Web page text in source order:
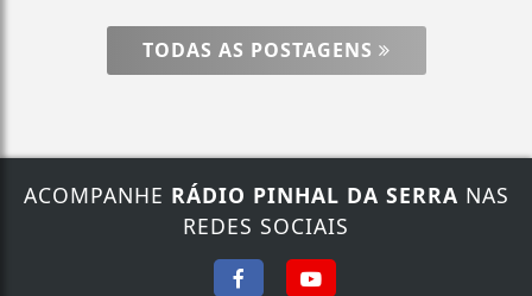
TODAS AS POSTAGENS
ACOMPANHE RÁDIO PINHAL DA SERRA NAS
REDES SOCIAIS